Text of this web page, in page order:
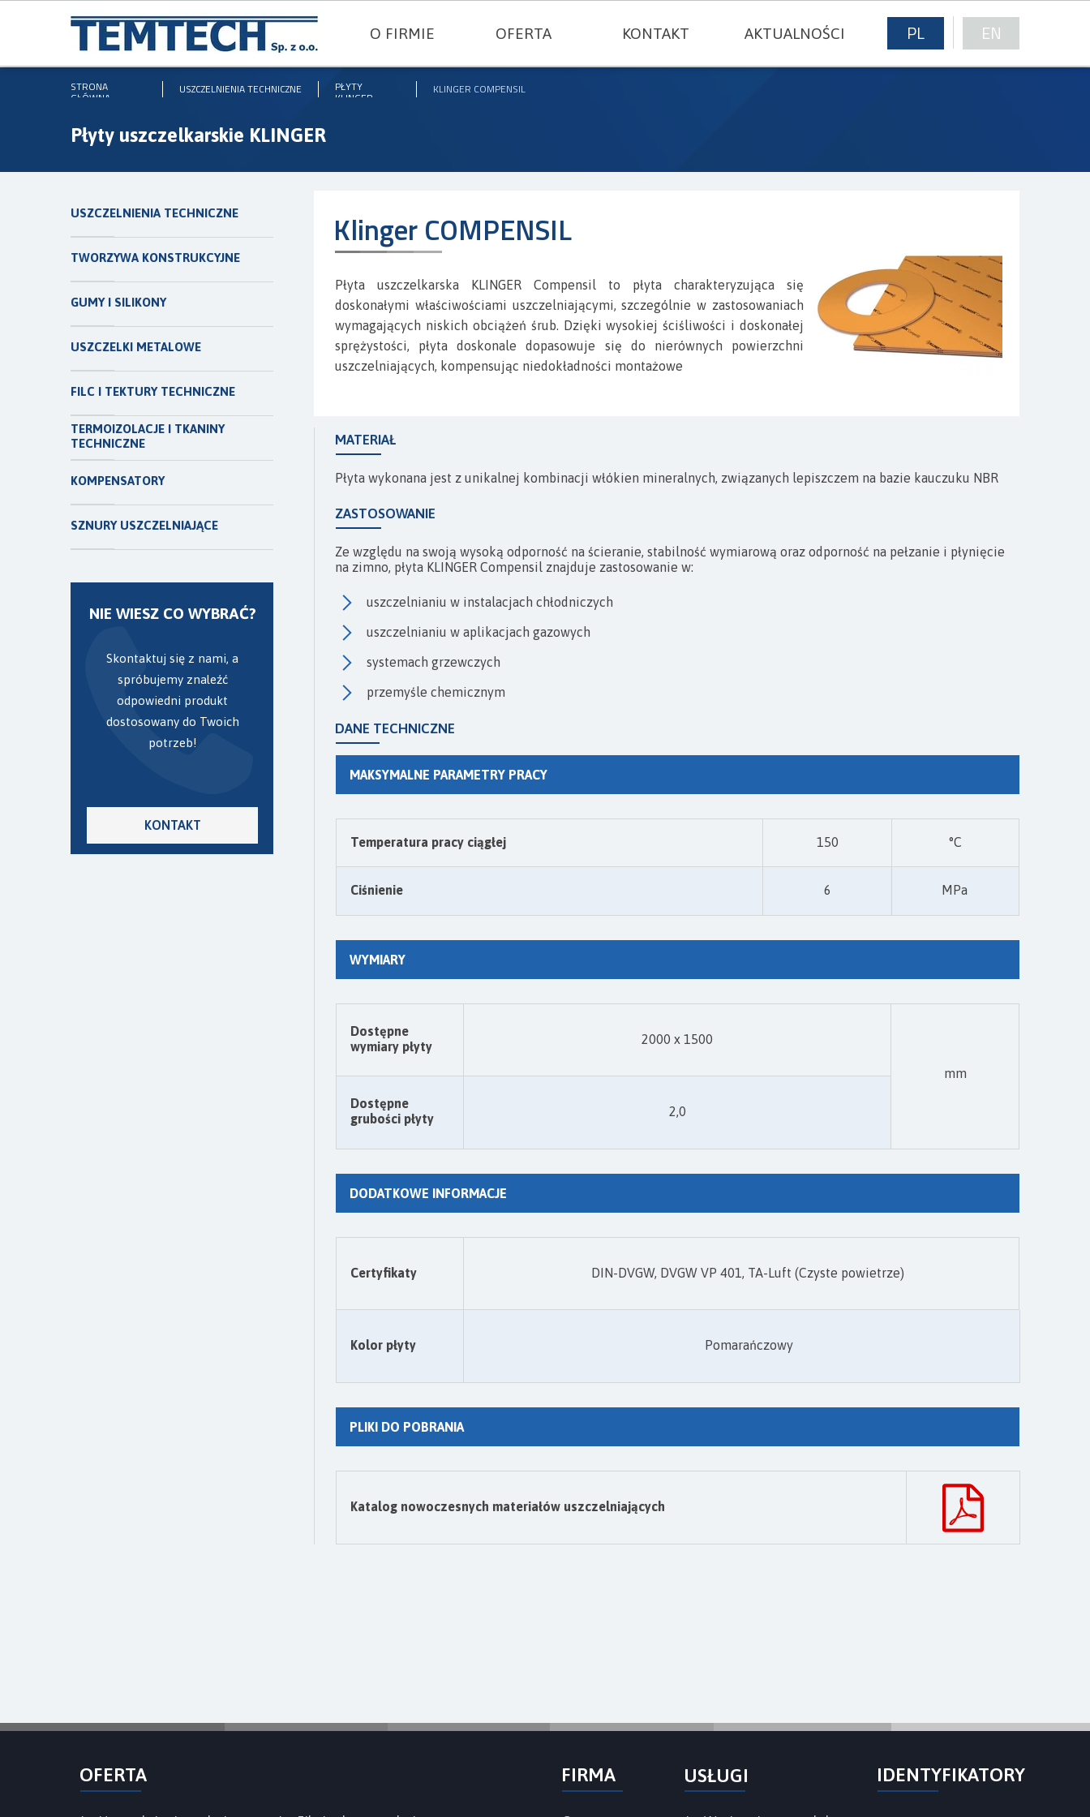
EN
PL
OFERTA
USZCZELNIENIA TECHNICZNE
USZCZELKI METALOWE
SZNURY USZCZELNIAJĄCE
KOMPENSATORY
AKTUALNOŚCI
KONTAKT
O FIRMIE
Katalog nowoczesnych materiałów uszczelniających
PLIKI DO POBRANIA
STRONA
GŁÓWNA
KLINGER COMPENSIL
PŁYTY
KLINGER
USZCZELNIENIA TECHNICZNE
Płyty uszczelkarskie KLINGER
Pomarańczowy
Kolor płyty
DIN-DVGW, DVGW VP 401, TA-Luft (Czyste powietrze)
Certyfikaty
2,0
Dostępne
grubości płyty
mm
2000 x 1500
Dostępne
wymiary płyty
°C
6 MPa
Ciśnienie
150
Temperatura pracy ciągłej
DODATKOWE INFORMACJE
WYMIARY
MAKSYMALNE PARAMETRY PRACY
DANE TECHNICZNE
SZNURY USZCZELNIAJĄCE
KOMPENSATORY
TERMOIZOLACJE I TKANINY
TECHNICZNE
FILC I TEKTURY TECHNICZNE
USZCZELKI METALOWE
GUMY I SILIKONY
TWORZYWA KONSTRUKCYJNE
USZCZELNIENIA TECHNICZNE
KONTAKT
Skontaktuj się z nami, a
spróbujemy znaleźć
odpowiedni produkt
dostosowany do Twoich
potrzeb!
NIE WIESZ CO WYBRAĆ?
Płyta uszczelkarska KLINGER Compensil to płyta charakteryzująca się
doskonałymi właściwościami uszczelniającymi, szczególnie w zastosowaniach
wymagających niskich obciążeń śrub. Dzięki wysokiej ściśliwości i doskonałej
sprężystości, płyta doskonale dopasowuje się do nierównych powierzchni
uszczelniających, kompensując niedokładności montażowe
przemyśle chemicznym
systemach grzewczych
Płyta wykonana jest z unikalnej kombinacji włókien mineralnych, związanych lepiszczem na bazie kauczuku NBR
MATERIAŁ
uszczelnianiu w aplikacjach gazowych
uszczelnianiu w instalacjach chłodniczych
Ze względu na swoją wysoką odporność na ścieranie, stabilność wymiarową oraz odporność na pełzanie i płynięcie
na zimno, płyta KLINGER Compensil znajduje zastosowanie w:
ZASTOSOWANIE
Klinger COMPENSIL
IDENTYFIKATORY
USŁUGI
FIRMA
OFERTA